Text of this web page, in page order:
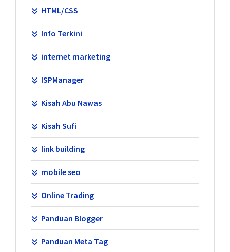
HTML/CSS
Info Terkini
internet marketing
ISPManager
Kisah Abu Nawas
Kisah Sufi
link building
mobile seo
Online Trading
Panduan Blogger
Panduan Meta Tag